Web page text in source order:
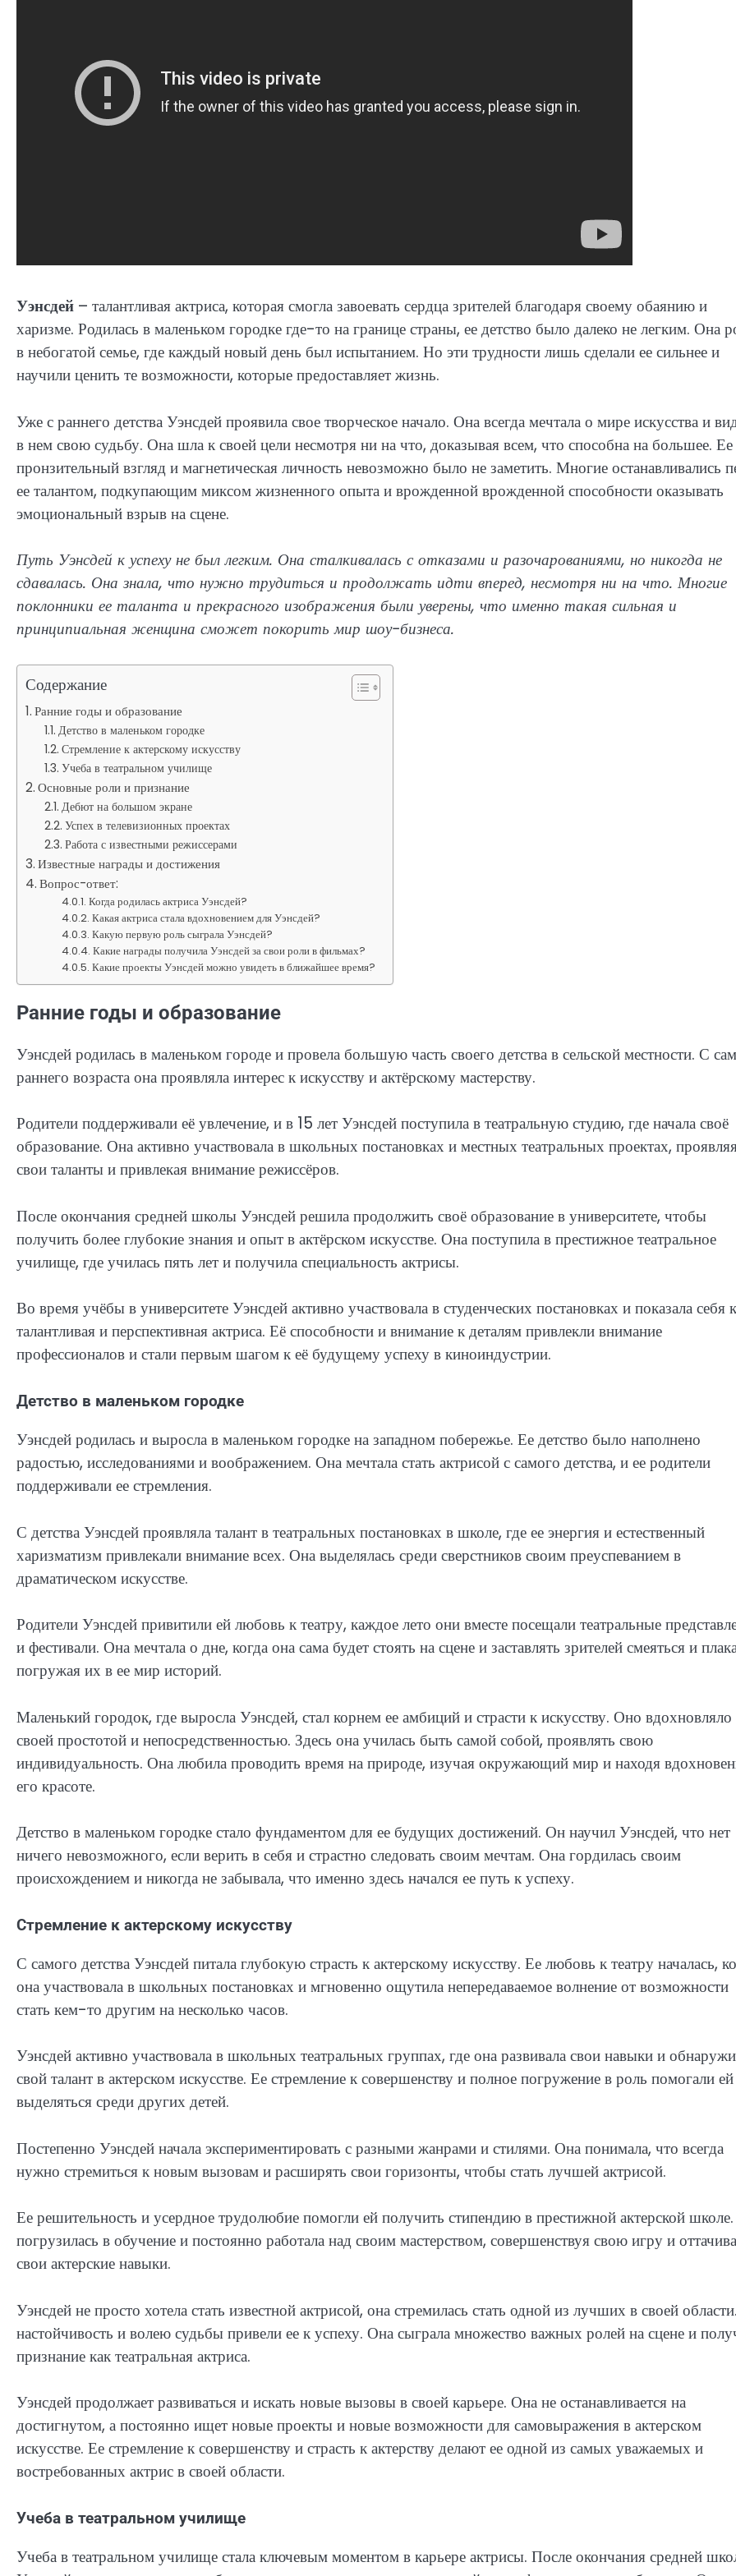
Уэнсдей – талантливая актриса, которая смогла завоевать сердца зрителей благодаря своему обаянию и
харизме. Родилась в маленьком городке где-то на границе страны, ее детство было далеко не легким. Она
в небогатой семье, где каждый новый день был испытанием. Но эти трудности лишь сделали ее сильнее и
научили ценить те возможности, которые предоставляет жизнь.
Уже с раннего детства Уэнсдей проявила свое творческое начало. Она всегда мечтала о мире искусства и
в нем свою судьбу. Она шла к своей цели несмотря ни на что, доказывая всем, что способна на большее. Ее
пронзительный взгляд и магнетическая личность невозможно было не заметить. Многие останавливались
ее талантом, подкупающим миксом жизненного опыта и врожденной врожденной способности оказывать
эмоциональный взрыв на сцене.
Путь Уэнсдей к успеху не был легким. Она сталкивалась с отказами и разочарованиями, но никогда не
сдавалась. Она знала, что нужно трудиться и продолжать идти вперед, несмотря ни на что. Многие
поклонники ее таланта и прекрасного изображения были уверены, что именно такая сильная и
принципиальная женщина сможет покорить мир шоу-бизнеса.
Содержание
Ранние годы и образование
Детство в маленьком городке
Стремление к актерскому искусству
Учеба в театральном училище
Основные роли и признание
Дебют на большом экране
Успех в телевизионных проектах
Работа с известными режиссерами
Известные награды и достижения
Вопрос-ответ:
Когда родилась актриса Уэнсдей?
Какая актриса стала вдохновением для Уэнсдей?
Какую первую роль сыграла Уэнсдей?
Какие награды получила Уэнсдей за свои роли в фильмах?
Какие проекты Уэнсдей можно увидеть в ближайшее время?
Ранние годы и образование
Уэнсдей родилась в маленьком городе и провела большую часть своего детства в сельской местности. С
раннего возраста она проявляла интерес к искусству и актёрскому мастерству.
Родители поддерживали её увлечение, и в 15 лет Уэнсдей поступила в театральную студию, где начала своё
образование. Она активно участвовала в школьных постановках и местных театральных проектах,
свои таланты и привлекая внимание режиссёров.
После окончания средней школы Уэнсдей решила продолжить своё образование в университете, чтобы
получить более глубокие знания и опыт в актёрском искусстве. Она поступила в престижное театральное
училище, где училась пять лет и получила специальность актрисы.
Во время учёбы в университете Уэнсдей активно участвовала в студенческих постановках и показала себя
талантливая и перспективная актриса. Её способности и внимание к деталям привлекли внимание
профессионалов и стали первым шагом к её будущему успеху в киноиндустрии.
Детство в маленьком городке
Уэнсдей родилась и выросла в маленьком городке на западном побережье. Ее детство было наполнено
радостью, исследованиями и воображением. Она мечтала стать актрисой с самого детства, и ее родители
поддерживали ее стремления.
С детства Уэнсдей проявляла талант в театральных постановках в школе, где ее энергия и естественный
харизматизм привлекали внимание всех. Она выделялась среди сверстников своим преуспеванием в
драматическом искусстве.
Родители Уэнсдей привитили ей любовь к театру, каждое лето они вместе посещали театральные
и фестивали. Она мечтала о дне, когда она сама будет стоять на сцене и заставлять зрителей смеяться и
погружая их в ее мир историй.
Маленький городок, где выросла Уэнсдей, стал корнем ее амбиций и страсти к искусству. Оно вдохновляло
своей простотой и непосредственностью. Здесь она училась быть самой собой, проявлять свою
индивидуальность. Она любила проводить время на природе, изучая окружающий мир и находя
его красоте.
Детство в маленьком городке стало фундаментом для ее будущих достижений. Он научил Уэнсдей, что нет
ничего невозможного, если верить в себя и страстно следовать своим мечтам. Она гордилась своим
происхождением и никогда не забывала, что именно здесь начался ее путь к успеху.
Стремление к актерскому искусству
С самого детства Уэнсдей питала глубокую страсть к актерскому искусству. Ее любовь к театру началась,
она участвовала в школьных постановках и мгновенно ощутила непередаваемое волнение от возможности
стать кем-то другим на несколько часов.
Уэнсдей активно участвовала в школьных театральных группах, где она развивала свои навыки и
свой талант в актерском искусстве. Ее стремление к совершенству и полное погружение в роль помогали ей
выделяться среди других детей.
Постепенно Уэнсдей начала экспериментировать с разными жанрами и стилями. Она понимала, что всегда
нужно стремиться к новым вызовам и расширять свои горизонты, чтобы стать лучшей актрисой.
Ее решительность и усердное трудолюбие помогли ей получить стипендию в престижной актерской
погрузилась в обучение и постоянно работала над своим мастерством, совершенствуя свою игру и
свои актерские навыки.
Уэнсдей не просто хотела стать известной актрисой, она стремилась стать одной из лучших в своей
настойчивость и волею судьбы привели ее к успеху. Она сыграла множество важных ролей на сцене и
признание как театральная актриса.
Уэнсдей продолжает развиваться и искать новые вызовы в своей карьере. Она не останавливается на
достигнутом, а постоянно ищет новые проекты и новые возможности для самовыражения в актерском
искусстве. Ее стремление к совершенству и страсть к актерству делают ее одной из самых уважаемых и
востребованных актрис в своей области.
Учеба в театральном училище
Учеба в театральном училище стала ключевым моментом в карьере актрисы. После окончания средней